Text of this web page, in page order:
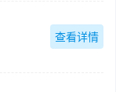
查看详情